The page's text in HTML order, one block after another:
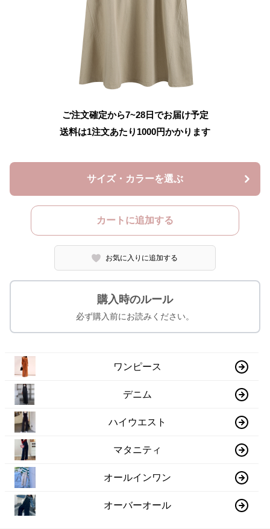
ご注文確定から7~28日でお届け予定
送料は1注文あたり 1000円かかります
サイズ・カラーを選ぶ
カートに追加する
お気に入りに追加する
購入時のルール
必ず購入前にお読みください。
ワンピース
デニム
ハイウエスト
マタニティ
オールインワン
オーバーオール